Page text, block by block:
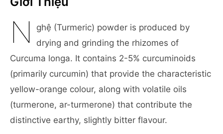
N
ghệ (Turmeric) powder is produced by
drying and grinding the rhizomes of
Curcuma longa. It contains 2-5% curcuminoids
(primarily curcumin) that provide the characteristic
yellow-orange colour, along with volatile oils
(turmerone, ar-turmerone) that contribute the
distinctive earthy, slightly bitter flavour.